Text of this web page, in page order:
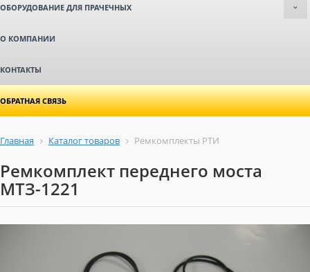
ОБОРУДОВАНИЕ ДЛЯ ПРАЧЕЧНЫХ
О КОМПАНИИ
КОНТАКТЫ
ОБРАТНАЯ СВЯЗЬ
Главная Каталог товаров Ремкомплекты РТИ
Ремкомплект переднего моста
МТЗ-1221